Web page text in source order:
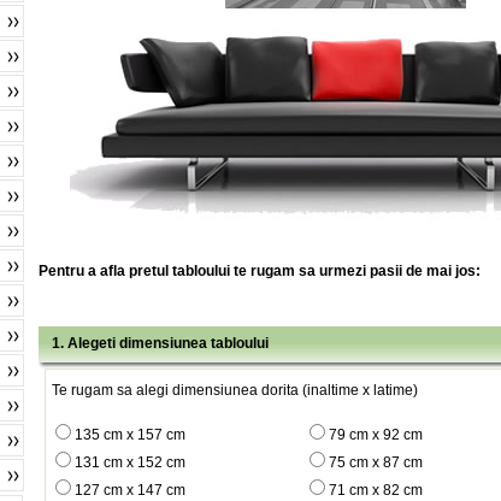
Pentru a afla pretul tabloului te rugam sa urmezi pasii de mai jos:
1. Alegeti dimensiunea tabloului
Te rugam sa alegi dimensiunea dorita (inaltime x latime)
135 cm x 157 cm
79 cm x 92 cm
131 cm x 152 cm
75 cm x 87 cm
127 cm x 147 cm
71 cm x 82 cm